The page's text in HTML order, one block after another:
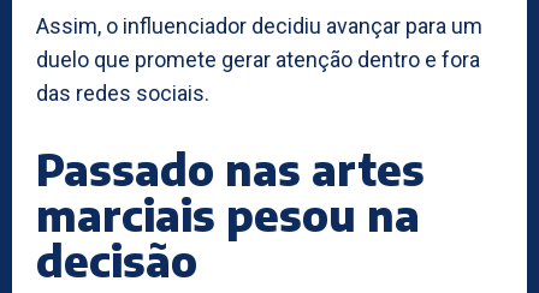
Assim, o influenciador decidiu avançar para um
duelo que promete gerar atenção dentro e fora
das redes sociais.
Passado nas artes
marciais pesou na
decisão